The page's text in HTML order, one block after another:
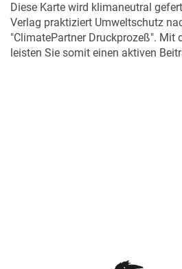
Diese Karte wird klimaneutral
Verlag praktiziert Umweltschutz
"ClimatePartner Druckprozeß". Mit
leisten Sie somit einen aktiven